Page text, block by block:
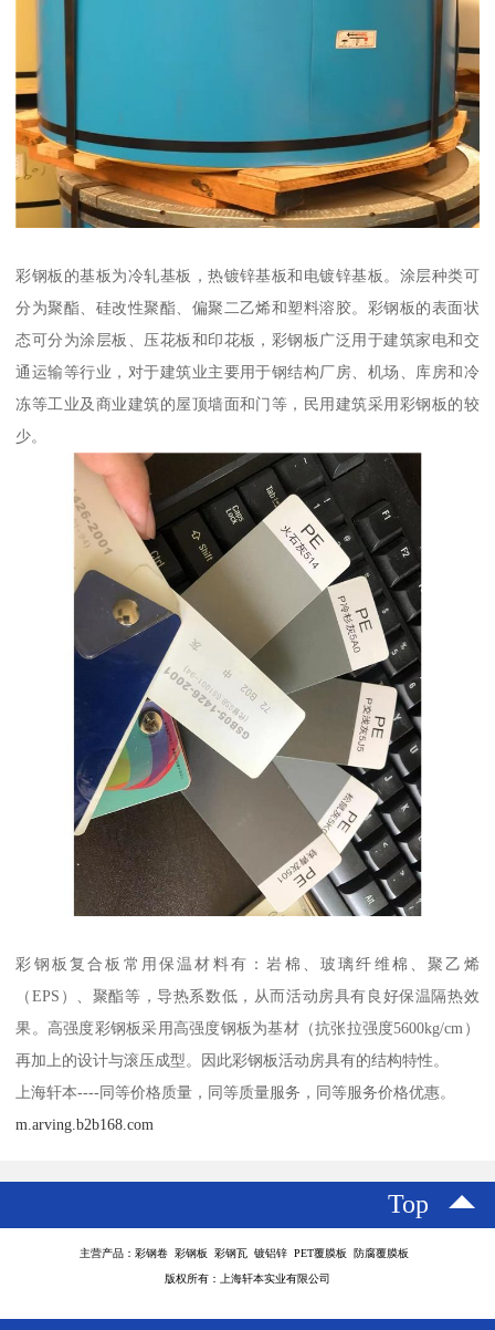
彩钢板的基板为冷轧基板，热镀锌基板和电镀锌基板。涂层种类可
分为聚酯、硅改性聚酯、偏聚二乙烯和塑料溶胶。彩钢板的表面状
态可分为涂层板、压花板和印花板，彩钢板广泛用于建筑家电和交
通运输等行业，对于建筑业主要用于钢结构厂房、机场、库房和冷
冻等工业及商业建筑的屋顶墙面和门等，民用建筑采用彩钢板的较
少。
彩钢板复合板常用保温材料有：岩棉、玻璃纤维棉、聚乙烯
（EPS）、聚酯等，导热系数低，从而活动房具有良好保温隔热效
果。高强度彩钢板采用高强度钢板为基材（抗张拉强度5600kg/cm）
再加上的设计与滚压成型。因此彩钢板活动房具有的结构特性。
上海轩本----同等价格质量，同等质量服务，同等服务价格优惠。
m.arving.b2b168.com
Top
主营产品：彩钢卷 彩钢板 彩钢瓦 镀铝锌 PET覆膜板 防腐覆膜板
版权所有：上海轩本实业有限公司